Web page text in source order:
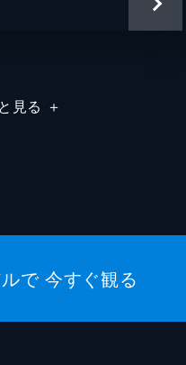
見る ＋
で 今すぐ観る